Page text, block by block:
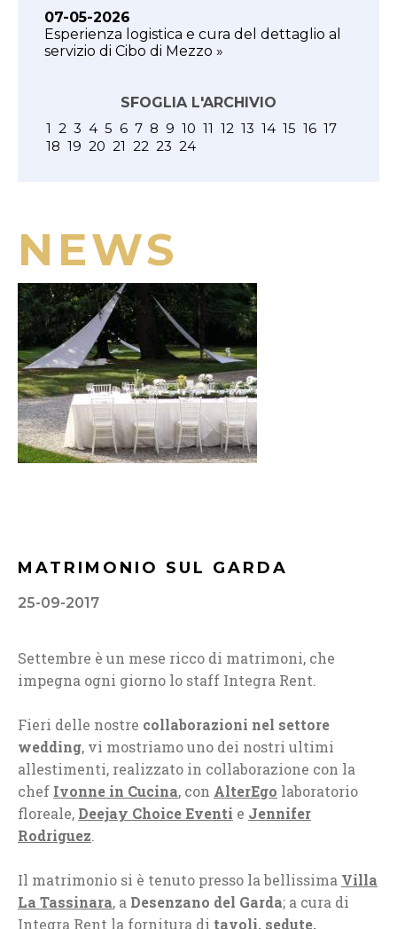
07-05-2026
Esperienza logistica e cura del dettaglio al
servizio di Cibo di Mezzo »
SFOGLIA L'ARCHIVIO
1 2 3 4 5 6 7 8 9 10 11 12 13 14 15 16 17
18 19 20 21 22 23 24
NEWS
MATRIMONIO SUL GARDA
25-09-2017
Settembre è un mese ricco di matrimoni, che
impegna ogni giorno lo staff Integra Rent.
Fieri delle nostre collaborazioni nel settore
wedding, vi mostriamo uno dei nostri ultimi
allestimenti, realizzato in collaborazione con la
chef Ivonne in Cucina, con AlterEgo laboratorio
floreale, Deejay Choice Eventi e Jennifer
Rodriguez.
Il matrimonio si è tenuto presso la bellissima Villa
La Tassinara, a Desenzano del Garda; a cura di
Integra Rent la fornitura di tavoli, sedute,